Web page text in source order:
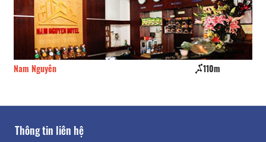
Nam Nguyên 110m
Thông tin liên hệ